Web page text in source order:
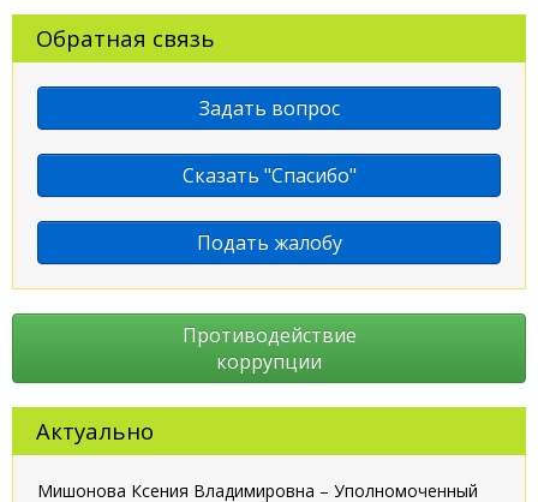
Обратная связь
Задать вопрос
Сказать "Спасибо"
Подать жалобу
Противодействие
коррупции
Актуально
Мишонова Ксения Владимировна – Уполномоченный